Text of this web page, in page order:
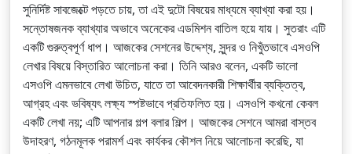
সুনির্দিষ্ট সাবজেক্টে পড়তে চায়, তা এই দুটো বিষয়ের মাধ্যমে ব্যাখ্যা করা হয়।
সন্তোষজনক ব্যাখ্যার অভাবে অনেকের এডমিশন বাতিল হয়ে যায়। সুতরাং এটি
একটি গুরুত্বপূর্ণ ধাপ। আজকের সেশনের উদ্দেশ্য, সুন্দর ও নিখুঁতভাবে এসওপি
লেখার বিষয়ে বিস্তারিত আলোচনা করা। তিনি আরও বলেন, একটি ভালো
এসওপি এমনভাবে লেখা উচিত, যাতে তা আবেদনকারী শিক্ষার্থীর ব্যক্তিত্ব,
আগ্রহ এবং ভবিষ্যৎ লক্ষ্য স্পষ্টভাবে প্রতিফলিত হয়। এসওপি কখনো কেবল
একটি লেখা নয়; এটি আপনার গল্প বলার শিল্প। আজকের সেশনে আমরা বাস্তব
উদাহরণ, গঠনমূলক পরামর্শ এবং কার্যকর কৌশল নিয়ে আলোচনা করেছি, যা